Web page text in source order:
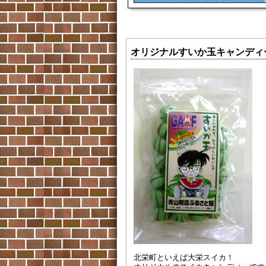
オリジナルすいか玉キャンディ
北栄町といえば大栄スイカ！